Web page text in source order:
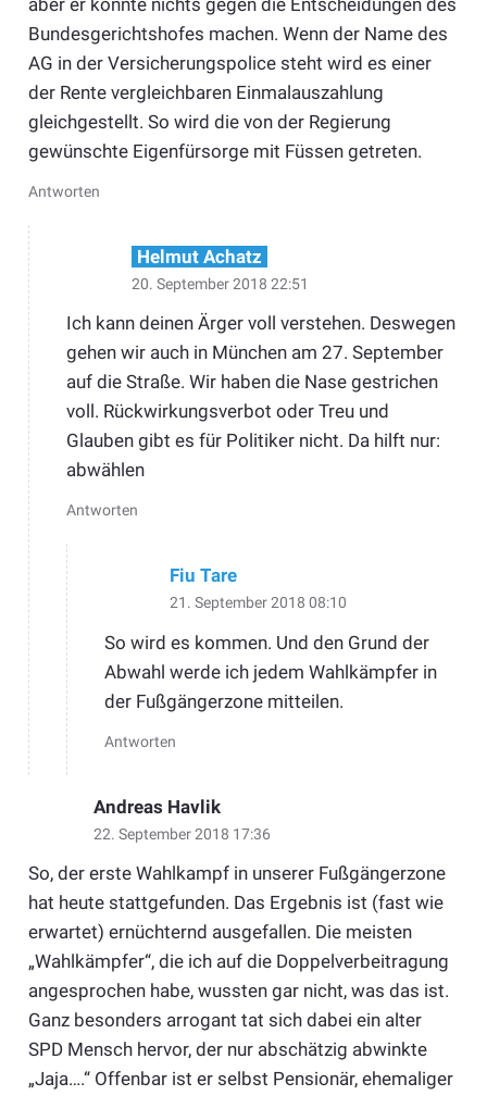
Bundesgerichtshofes machen. Wenn der Name des
AG in der Versicherungspolice steht wird es einer
der Rente vergleichbaren Einmalauszahlung
gleichgestellt. So wird die von der Regierung
gewünschte Eigenfürsorge mit Füssen getreten.
Antworten
Helmut Achatz
20. September 2018 22:51
Ich kann deinen Ärger voll verstehen. Deswegen
gehen wir auch in München am 27. September
auf die Straße. Wir haben die Nase gestrichen
voll. Rückwirkungsverbot oder Treu und
Glauben gibt es für Politiker nicht. Da hilft nur:
abwählen
Antworten
Fiu Tare
21. September 2018 08:10
So wird es kommen. Und den Grund der
Abwahl werde ich jedem Wahlkämpfer in
der Fußgängerzone mitteilen.
Antworten
Andreas Havlik
22. September 2018 17:36
So, der erste Wahlkampf in unserer Fußgängerzone
hat heute stattgefunden. Das Ergebnis ist (fast wie
erwartet) ernüchternd ausgefallen. Die meisten
„Wahlkämpfer“, die ich auf die Doppelverbeitragung
angesprochen habe, wussten gar nicht, was das ist.
Ganz besonders arrogant tat sich dabei ein alter
SPD Mensch hervor, der nur abschätzig abwinkte
„Jaja….“ Offenbar ist er selbst Pensionär, ehemaliger